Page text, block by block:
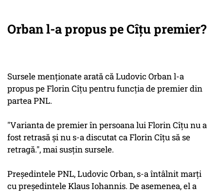
Orban l-a propus pe Cîțu premier?
Sursele menţionate arată că Ludovic Orban l-a
propus pe Florin Cîţu pentru funcţia de premier din
partea PNL.
"Varianta de premier în persoana lui Florin Cîţu nu a
fost retrasă şi nu s-a discutat ca Florin Cîţu să se
retragă.", mai susţin sursele.
Preşedintele PNL, Ludovic Orban, s-a întâlnit marţi
cu preşedintele Klaus Iohannis. De asemenea, el a